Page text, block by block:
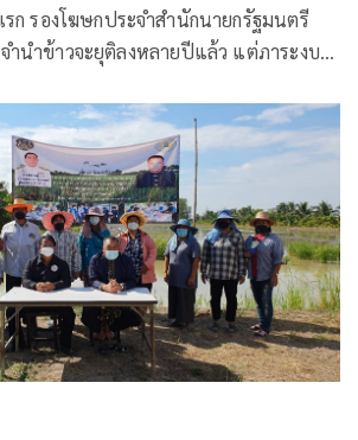
รก รองโฆษกประจำสำนักนายกรัฐมนตรี
จำนำข้าวจะยุติลงหลายปีแล้ว แต่ภาระงบ